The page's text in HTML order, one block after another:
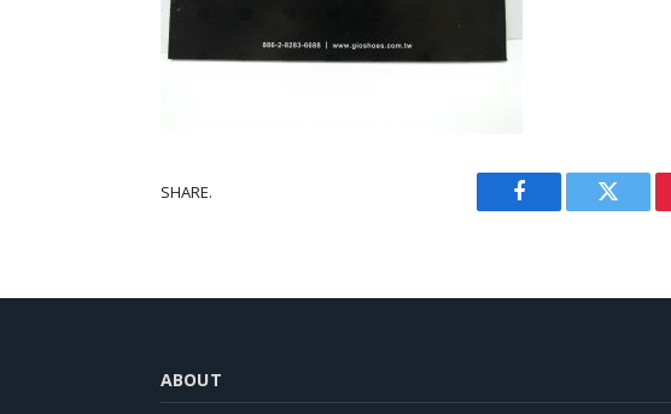
SHARE.
Facebook Twitter
ABOUT